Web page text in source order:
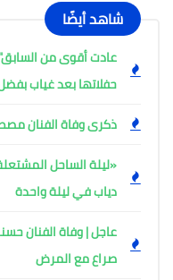
شاهد أيضًا
عادت أقوى من
حفلاتها بعد غياب
ذكرى وفاة الفنان مصطفى
«ليلة الساحل
دياب في ليلة واحدة
عاجل | وفاة الفنان
صراع مع المرض